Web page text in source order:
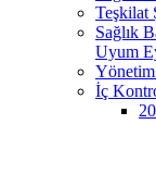
Teşkilat
Sağlık
Uyum
Yönetim
İç